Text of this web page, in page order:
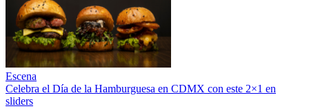
Escena
Celebra el Día de la Hamburguesa en CDMX con este 2×1 en
sliders